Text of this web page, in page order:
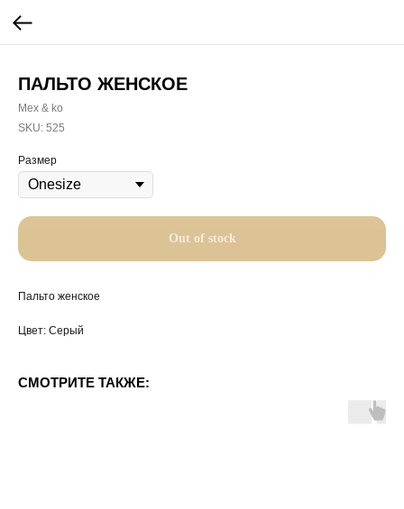
ПАЛЬТО ЖЕНСКОЕ
Mex & ko
SKU: 525
Размер
Out of stock
Пальто женское
Цвет: Серый
СМОТРИТЕ ТАКЖЕ: